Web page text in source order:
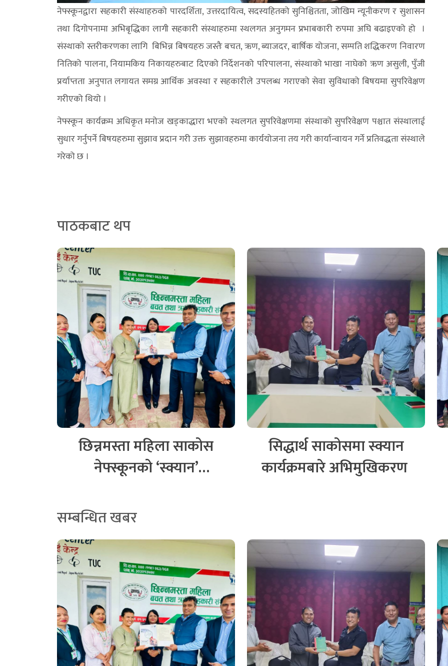
नेफ्स्कूनद्वारा सहकारी संस्थाहरुको पारदर्शिता, उत्तरदायित्व, सदस्यहितको सुनिश्चितता, जोखिम न्यूनीकरण र सुशासन
तथा दिगोपनामा अभिबृद्धिका लागी सहकारी संस्थाहरुमा स्थलगत अनुगमन प्रभाबकारी रुपमा अघि बढाइएको हो ।
संस्थाको स्तरीकरणका लागि बिभिन्न बिषयहरु जस्तैः बचत, ऋण, ब्याजदर, बार्षिक योजना, सम्पति शद्धिकरण निवारण
नितिको पालना, नियामकिय निकायहरुबाट दिएको निर्देशनको परिपालना, संस्थाको भाखा नाघेको ऋण असुली, पुँजी
प्रर्याप्तता अनुपात लगायत समग्र आर्थिक अवस्था र सहकारीले उपलब्ध गराएको सेवा सुविधाको बिषयमा सुपरिवेक्षण
गरीएको थियो ।
नेफ्स्कून कार्यक्रम अधिकृत मनोज खड्काद्धारा भएको स्थलगत सुपरिवेक्षणमा संस्थाको सुपरिवेक्षण पश्चात संस्थालाई
सुधार गर्नुपर्ने बिषयहरुमा सुझाव प्रदान गरी उक्त सुझावहरुमा कार्ययोजना तय गरी कार्यान्वायन गर्ने प्रतिवद्धता संस्थाले
गरेको छ ।
पाठकबाट थप
छिन्नमस्ता महिला साकोस
नेफ्स्कूनको ‘स्क्यान’
सिद्धार्थ साकोसमा स्क्यान
कार्यक्रमबारे अभिमुखिकरण
सम्बन्धित खबर